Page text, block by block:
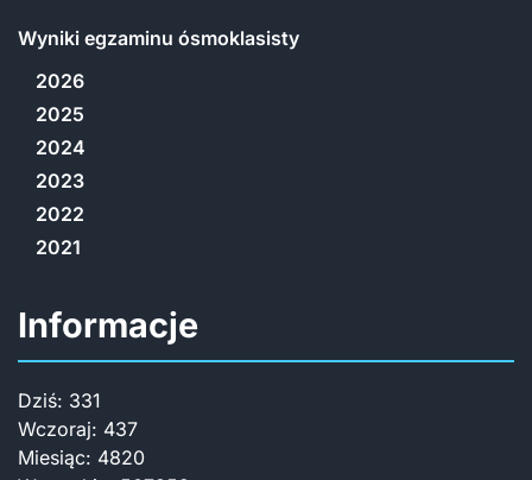
Wyniki egzaminu ósmoklasisty
2026
2025
2024
2023
2022
2021
Informacje
Dziś: 331
Wczoraj: 437
Miesiąc: 4820